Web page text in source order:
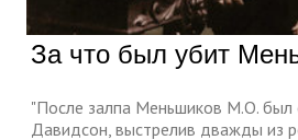
За что был убит
"После залпа Меньшиков М.О. был
Давидсон, выстрелив дважды из